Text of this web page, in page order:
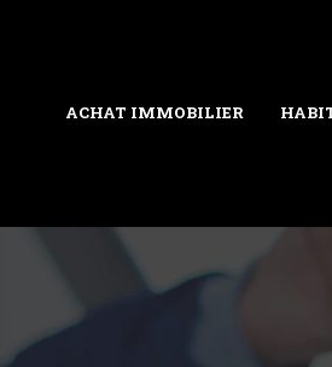
ACHAT IMMOBILIER